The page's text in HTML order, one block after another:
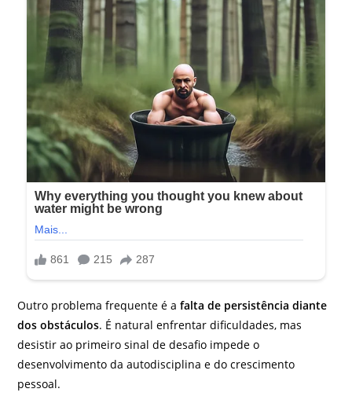
Outro problema frequente é afalta de persistência diante
dos obstáculos. É natural enfrentar dificuldades, mas
desistir ao primeiro sinal de desafio impede o
desenvolvimento da autodisciplina e do crescimento
pessoal.